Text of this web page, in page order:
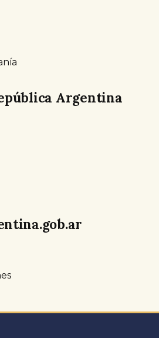
Argentina